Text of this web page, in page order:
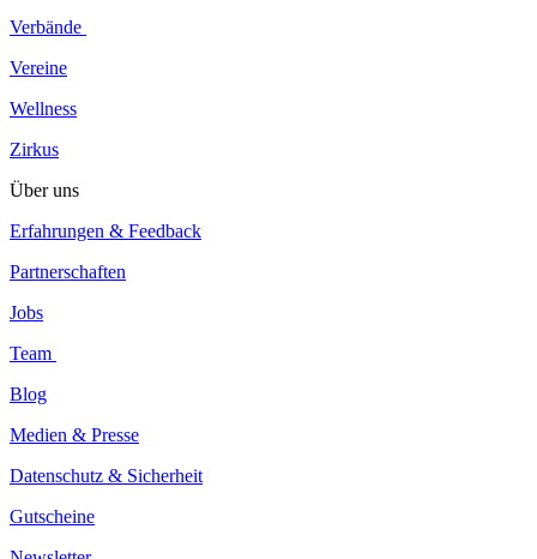
Verbände
Vereine
Wellness
Zirkus
Über uns
Erfahrungen & Feedback
Partnerschaften
Jobs
Team
Blog
Medien & Presse
Datenschutz & Sicherheit
Gutscheine